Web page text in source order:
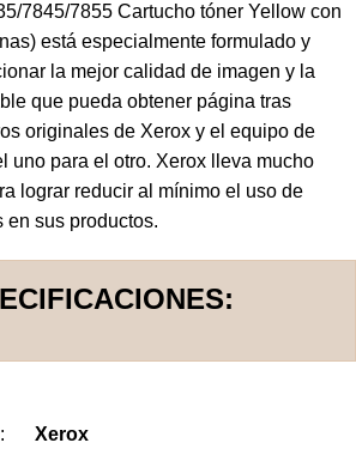
7845/7855 Cartucho tóner Yellow con
está especialmente formulado y
la mejor calidad de imagen y la
que pueda obtener página tras
originales de Xerox y el equipo de
uno para el otro. Xerox lleva mucho
lograr reducir al mínimo el uso de
sus productos.
: Xerox